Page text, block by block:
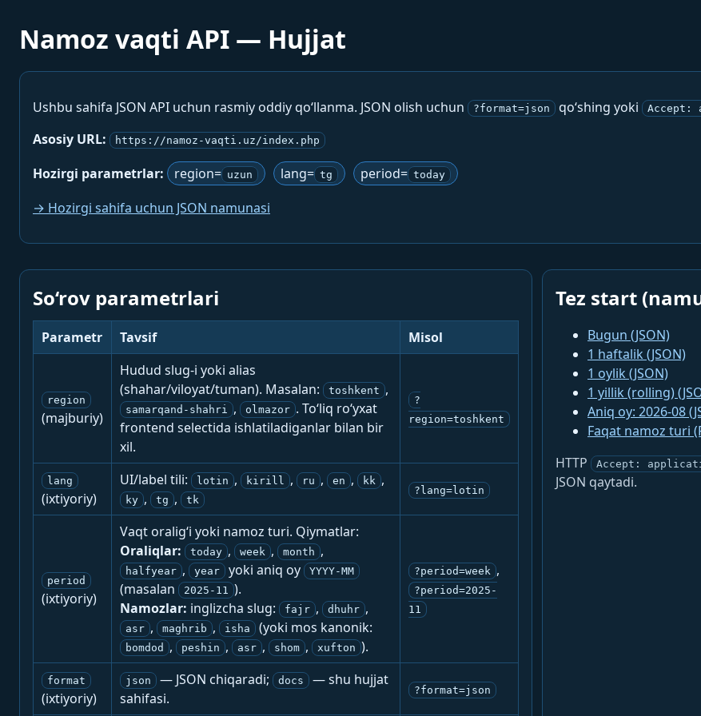
Namoz vaqti API — Hujjat
Ushbu sahifa JSON API uchun rasmiy oddiy qo‘llanma. JSON olish uchun ?format=json qo‘shing yoki Accept:
Asosiy URL:
https://namoz-vaqti.uz/index.php
Hozirgi parametrlar: region= uzun lang= tg period= today
→ Hozirgi sahifa uchun JSON namunasi
So‘rov parametrlari
Parametr Tavsif Misol
region
(majburiy)
Hudud slug-i yoki alias
(shahar/viloyat/tuman). Masalan:
toshkent ,
samarqand-shahri , olmazor . To‘liq ro‘yxat
frontend selectida ishlatiladiganlar bilan bir
xil.
?
region=toshkent
lang
(ixtiyoriy)
UI/label tili: lotin , kirill , ru , en , kk ,
ky , tg , tk
?lang=lotin
period
(ixtiyoriy)
Vaqt oralig‘i yoki namoz turi. Qiymatlar:
Oraliqlar:
today , week , month ,
halfyear , year yoki aniq oy YYYY-MM
(masalan 2025-11 ).
Namozlar: inglizcha slug: fajr , dhuhr ,
asr , maghrib , isha (yoki mos kanonik:
bomdod , peshin , asr , shom , xufton ).
?period=week ,
?period=2025-
11
format
(ixtiyoriy)
json — JSON chiqaradi; docs
— shu hujjat
sahifasi.
?format=json
Tez start
Bugun (JSON)
1 haftalik (JSON)
1 oylik (JSON)
1 yillik (rolling)
Aniq oy: 2026-08
Faqat namoz turi
HTTP
Accept:
JSON qaytadi.